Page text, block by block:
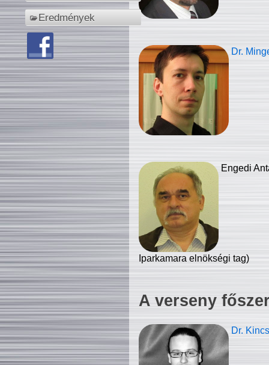
Eredmények
Dr.
Engedi
Iparkamara elnökségi tag)
A verseny
Dr.